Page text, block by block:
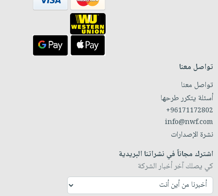
تواصل معنا
تواصل معنا
أسئلة يتكرر طرحها
+96171172802
info@nwf.com
نشرة الإصدارات
اشترك مجاناً في نشراتنا البريدية
كي يصلك آخر أخبار الشركة